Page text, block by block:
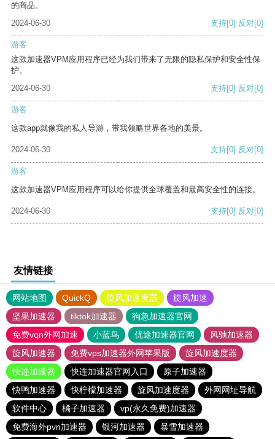
的商品。
2024-06-30
支持[0] 反对[0]
游客
这款加速器VPM应用程序已经为我们带来了无限的隐私保护和安全性保
护。
2024-06-30
支持[0] 反对[0]
游客
这款app就像我的私人导游，带我领略世界各地的美景。
2024-06-30 支持[0] 反对[0]
游客
这款加速器VPM应用程序可以给你提供全球覆盖和最高安全性的连接。
2024-06-30 支持[0] 反对[0]
友情链接
网站地图 QuickQ 旋风加速度器
旋风加速
坚果加速器
tiktok加速器
狗急加速器官网
免费vqn外网加速
小蓝鸟 优途加速器官网
风驰加速器
旋风加速器
免费vps加速器外网苹果版
旋风加速度器
快连加速器
快连加速器官网入口
原子加速器
快鸭加速器
快柠檬加速器 旋风加速度器
外网网址导航
软件中心
橘子加速器
vp(永久免费)加速器
免费海外pvn加速器
银河加速器 暴雪加速器